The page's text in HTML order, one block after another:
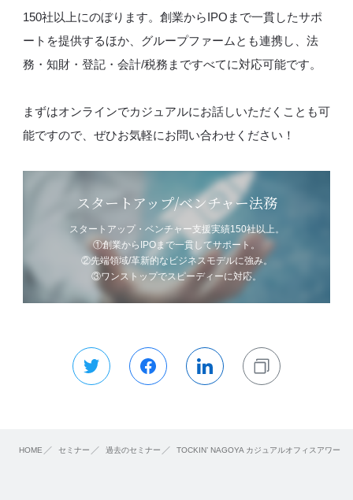
150社以上にのぼります。創業からIPOまで一貫したサポ
ートを提供するほか、グループファームとも連携し、法
務・知財・登記・会計/税務まですべてに対応可能です。
まずはオンラインでカジュアルにお話しいただくことも可
能ですので、ぜひお気軽にお問い合わせください！
スタートアップ/ベンチャー法務
スタートアップ・ベンチャー支援実績150社以上。
①創業からIPOまで一貫してサポート。
②先端領域/革新的なビジネスモデルに強み。
③ワンストップでスピーディーに対応。
HOME セミナー 過去のセミナー TOCKIN’ NAGOYA カジュアルオフィスアワー